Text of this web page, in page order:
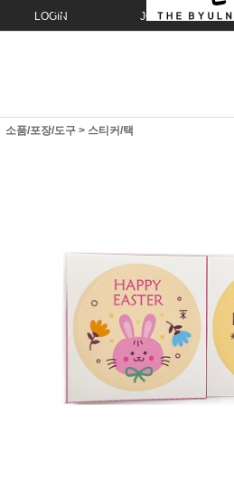
LOGIN JOIN
소품/포장/도구 > 스티커/택